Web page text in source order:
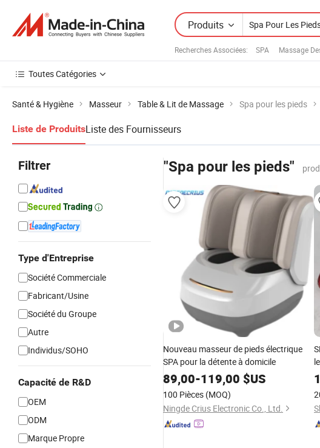
Produits
Recherches Associées: SPA Massage
Toutes Catégories
Santé & Hygiène Masseur Table & Lit de Massage Spa pour les pieds
Liste de ProduitsListe des Fournisseurs
Filtrer
Type d'Entreprise
Société Commerciale
Fabricant/Usine
Société du Groupe
Autre
Individus/SOHO
Capacité de R&D
OEM
ODM
Marque Propre
"Spa pour les pieds"
Nouveau masseur de pieds électrique
SPA pour la détente à domicile
89,00-119,00 $US
100 Pièces (MOQ)
Ningde Crius Electronic Co., Ltd.